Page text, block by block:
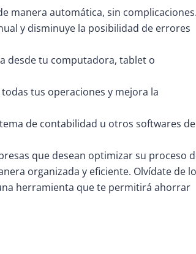
manera automática, sin
y disminuye la posibilidad de errores
desde tu computadora, tablet o
tus operaciones y mejora la
de contabilidad u otros softwares de
que desean optimizar su proceso
organizada y eficiente. Olvídate de
herramienta que te permitirá ahorrar